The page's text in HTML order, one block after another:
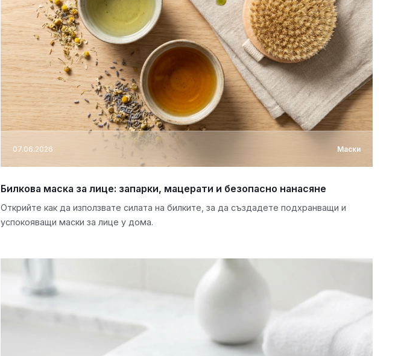
07.06.2026 Маски
Билкова маска за лице: запарки, мацерати и безопасно нанасяне
Открийте как да използвате силата на билките, за да създадете подхранващи и
успокояващи маски за лице у дома.